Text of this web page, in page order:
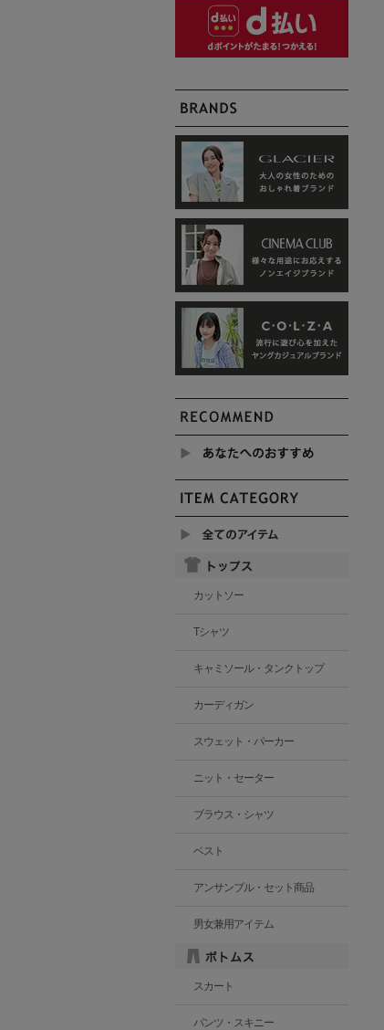
カットソー
Tシャツ
キャミソール・タンクトップ
カーディガン
スウェット・パーカー
ニット・セーター
ブラウス・シャツ
ベスト
アンサンブル・セット商品
男女兼用アイテム
スカート
パンツ・スキニー